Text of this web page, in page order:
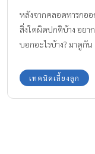
หลังจากคลอดทารกอ
สิ่งใดผิดปกติบ้าง อยา
บอกอะไรบ้าง? มาดูกัน
เทคนิคเลี้ยงลูก